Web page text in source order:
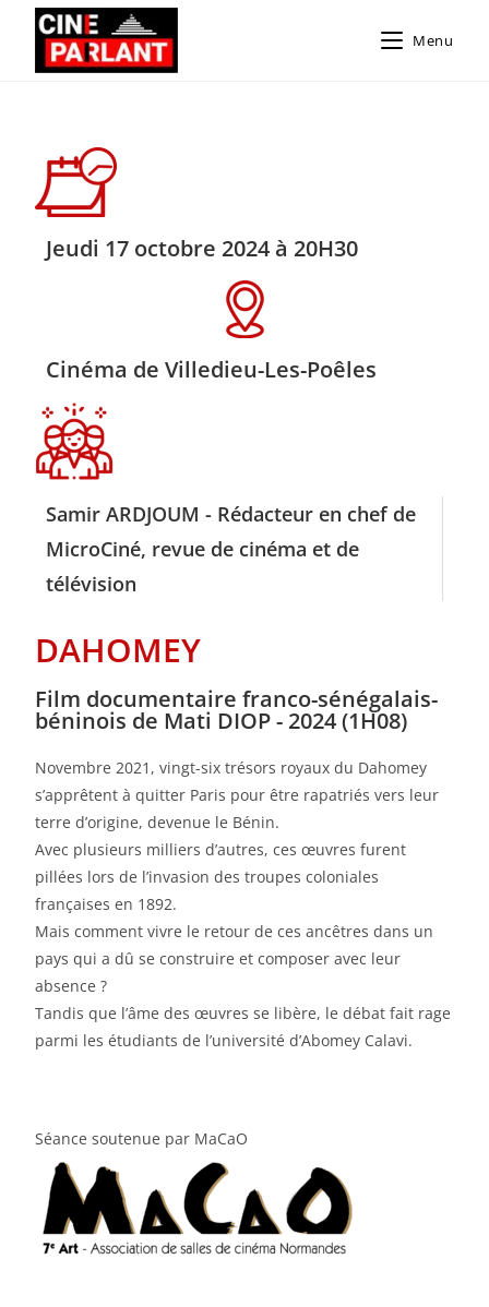
Menu
Jeudi 17 octobre 2024 à 20H30
Cinéma de Villedieu-Les-Poêles
Samir ARDJOUM - Rédacteur en chef de
MicroCiné, revue de cinéma et de
télévision
DAHOMEY
Film documentaire franco-sénégalais-
béninois de Mati DIOP - 2024 (1H08)
Novembre 2021, vingt-six trésors royaux du Dahomey
s’apprêtent à quitter Paris pour être rapatriés vers leur
terre d’origine, devenue le Bénin.
Avec plusieurs milliers d’autres, ces œuvres furent
pillées lors de l’invasion des troupes coloniales
françaises en 1892.
Mais comment vivre le retour de ces ancêtres dans un
pays qui a dû se construire et composer avec leur
absence ?
Tandis que l’âme des œuvres se libère, le débat fait rage
parmi les étudiants de l’université d’Abomey Calavi.
Séance soutenue par MaCaO